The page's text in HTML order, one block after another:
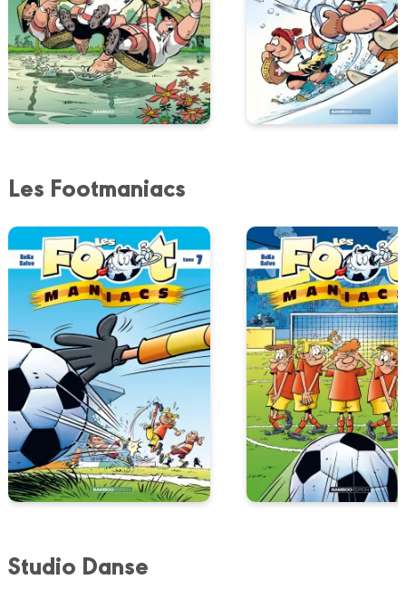
Les Footmaniacs
Studio Danse